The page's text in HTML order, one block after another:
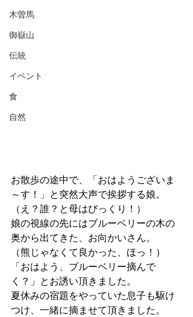
木曽馬
御嶽山
伝統
イベント
食
自然
お散歩の途中で、「おはようございま
～す！」と突然大声で挨拶する娘。
（え？誰？と母はびっくり！）
娘の視線の先にはブルーベリーの木の
奥から出てきた、お向かいさん。
（熊じゃなくて良かった、ほっ！）
「おはよう、ブルーベリー摘んで
く？」とお誘い頂きました。
夏休みの宿題をやっていた息子も駆け
つけ、一緒に摘ませて頂きました。